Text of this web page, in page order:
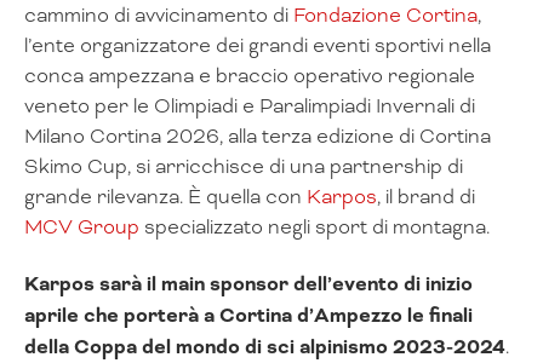
cammino di avvicinamento di Fondazione Cortina,
l’ente organizzatore dei grandi eventi sportivi nella
conca ampezzana e braccio operativo regionale
veneto per le Olimpiadi e Paralimpiadi Invernali di
Milano Cortina 2026, alla terza edizione di Cortina
Skimo Cup, si arricchisce di una partnership di
grande rilevanza. È quella con Karpos, il brand di
MCV Group specializzato negli sport di montagna.
Karpos sarà il main sponsor dell’evento di inizio
aprile che porterà a Cortina d’Ampezzo le finali
della Coppa del mondo di sci alpinismo 2023-2024.